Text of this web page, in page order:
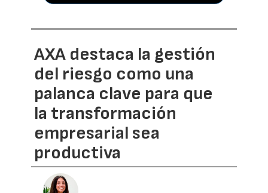
AXA destaca la gestión
del riesgo como una
palanca clave para que
la transformación
empresarial sea
productiva